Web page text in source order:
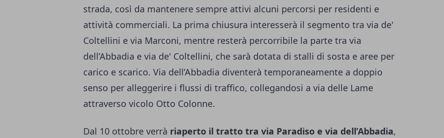
strada, così da mantenere sempre attivi alcuni percorsi per residenti e
attività commerciali. La prima chiusura interesserà il segmento tra via de'
Coltellini e via Marconi, mentre resterà percorribile la parte tra via
dell’Abbadia e via de' Coltellini, che sarà dotata di stalli di sosta e aree per
carico e scarico. Via dell’Abbadia diventerà temporaneamente a doppio
senso per alleggerire i flussi di traffico, collegandosi a via delle Lame
attraverso vicolo Otto Colonne.
Dal 10 ottobre verrà riaperto il tratto tra via Paradiso e via dell’Abbadia,